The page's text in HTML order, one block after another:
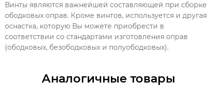
Винты являются важнейшей составляющей при сборке
ободковых оправ. Кроме винтов, используется и другая
оснастка, которую Вы можете приобрести в
соответствии со стандартами изготовления оправ
(ободковых, безободковых и полуободковых).
Аналогичные товары